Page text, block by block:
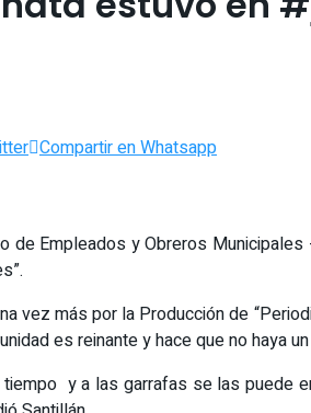
Compartir en Whatsapp
de Empleados y Obreros
vez más por la Producción de
es reinante y hace que no haya
y a las garrafas se las puede